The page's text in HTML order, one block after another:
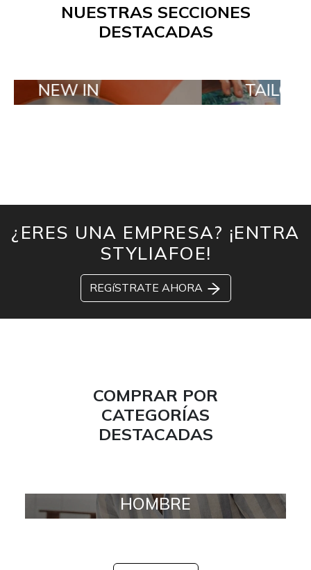
NUESTRAS SECCIONES
DESTACADAS
TAILOR MADE
¿ERES UNA EMPRESA? ¡ENTRA
STYLIAFOE!
REGíSTRATE AHORA
COMPRAR POR
CATEGORÍAS
DESTACADAS
HOMBRE